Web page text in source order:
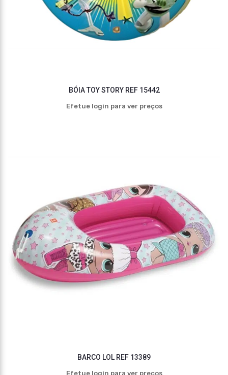
BÓIA TOY STORY REF 15442
Efetue login para ver preços
BARCO LOL REF 13389
Efetue login para ver preços